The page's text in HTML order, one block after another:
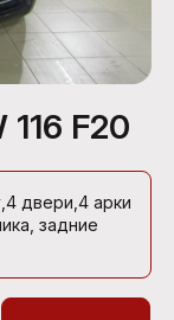
F20
двери,4 арки
задние